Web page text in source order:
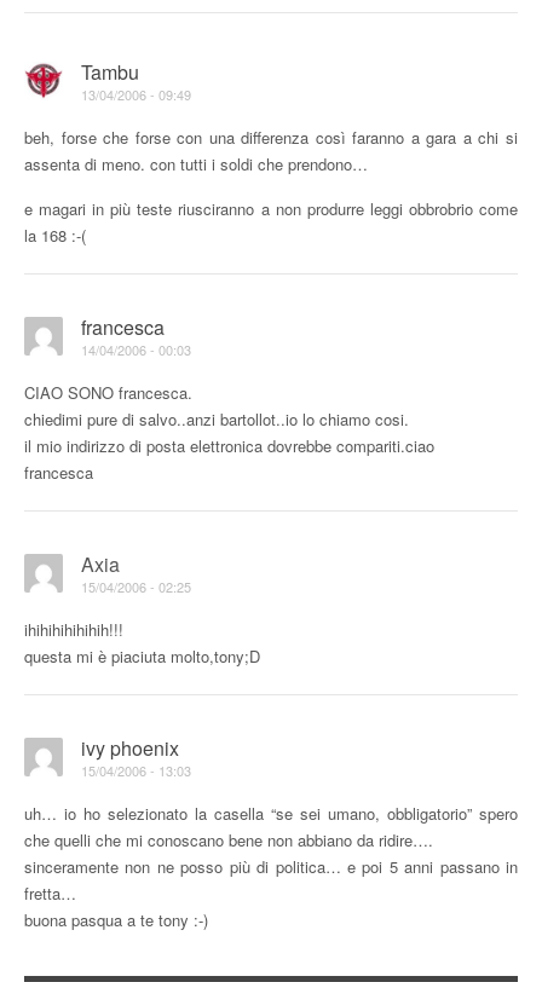
Tambu
13/04/2006 - 09:49
beh, forse che forse con una differenza così faranno a gara a chi si
assenta di meno. con tutti i soldi che prendono…
e magari in più teste riusciranno a non produrre leggi obbrobrio come
la 168 :-(
francesca
14/04/2006 - 00:03
CIAO SONO francesca.
chiedimi pure di salvo..anzi bartollot..io lo chiamo cosi.
il mio indirizzo di posta elettronica dovrebbe compariti.ciao
francesca
Axia
15/04/2006 - 02:25
ihihihihihihih!!!
questa mi è piaciuta molto,tony;D
ivy phoenix
15/04/2006 - 13:03
uh… io ho selezionato la casella “se sei umano, obbligatorio” spero
che quelli che mi conoscano bene non abbiano da ridire….
sinceramente non ne posso più di politica… e poi 5 anni passano in
fretta…
buona pasqua a te tony :-)